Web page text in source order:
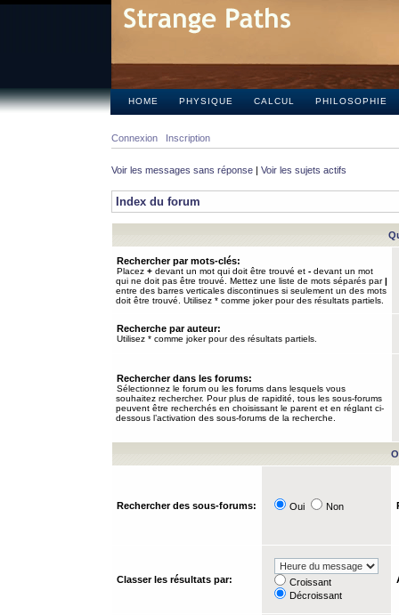
HOME PHYSIQUE CALCUL PHILOSOPHIE
Connexion Inscription
Voir les messages sans réponse | Voir les sujets actifs
Index du forum
Rechercher par mots-clés:
Placez + devant un mot qui doit être trouvé et - devant un mot
qui ne doit pas être trouvé. Mettez une liste de mots séparés par|
entre des barres verticales discontinues si seulement un des mots
doit être trouvé. Utilisez * comme joker pour des résultats partiels.
Recherche par auteur:
Utilisez * comme joker pour des résultats partiels.
Rechercher dans les forums:
Sélectionnez le forum ou les forums dans lesquels vous
souhaitez rechercher. Pour plus de rapidité, tous les sous-forums
peuvent être recherchés en choisissant le parent et en réglant ci-
dessous l’activation des sous-forums de la recherche.
Rechercher des sous-forums: Oui Non
Classer les résultats par:
Croissant
Décroissant